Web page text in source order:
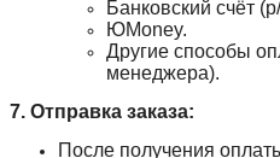
Банковский счёт
ЮMoney.
Другие способы
менеджера).
7. Отправка заказа:
После получения